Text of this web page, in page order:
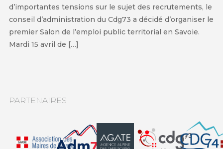
d’importantes tensions sur le sujet des recrutements, le
conseil d’administration du Cdg73 a décidé d’organiser le
premier Salon de l’emploi public territorial en Savoie.
Mardi 15 avril de […]
PARTENAIRES